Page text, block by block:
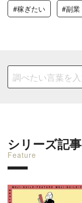
#稼ぎたい #副業
シリーズ記事
Feature